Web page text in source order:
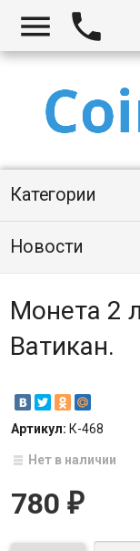
 
Категории
Новости
Монета 2
Ватикан.
Артикул: К-468
Нет в наличии
780 ₽